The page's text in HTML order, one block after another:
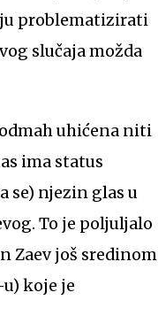
problematizirati
slučaja možda
uhićena niti
ima status
se) njezin glas u
To je poljuljalo
Zaev još sredinom
koje je